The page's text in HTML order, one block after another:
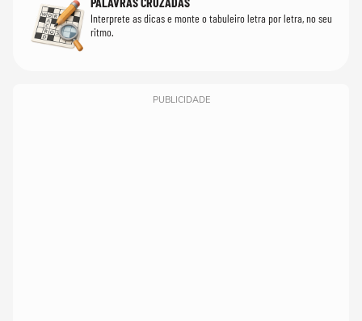
Interprete as dicas e monte o tabuleiro letra por letra, no seu
ritmo.
PUBLICIDADE